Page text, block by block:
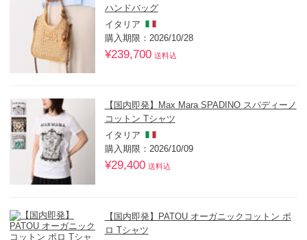
ハンドバッグ
イタリア
購入期限：2026/10/28
¥239,700 送料込
【国内即発】Max Mara SPADINO スパディーノ
コットン Tシャツ
イタリア
購入期限：2026/10/09
¥29,400 送料込
【国内即発】PATOU オーガニックコットン ポ
ロ Tシャツ